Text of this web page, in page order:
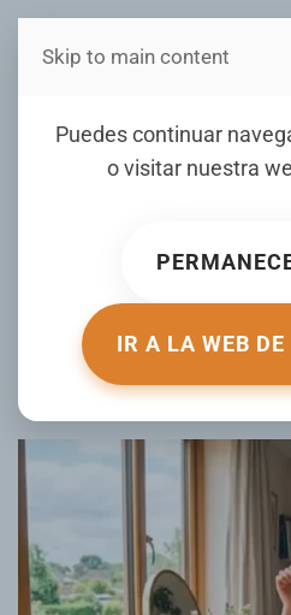
Estás en
Puedes continuar
o visitar nuestra
IR A LA WEB
Skip to main content
técnica que
cómo evitarlos)
ESCRITO POR
PUBLICADO EN